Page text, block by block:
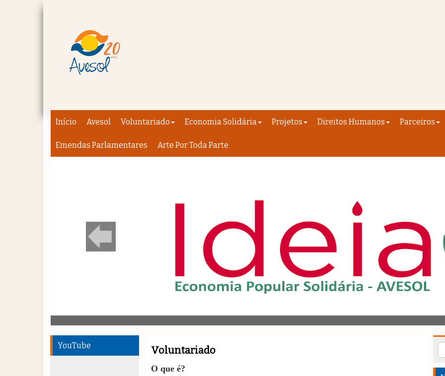
Início Avesol Voluntariado Economia Solidária Projetos Direitos Humanos Parceiros
Emendas Parlamentares Arte Por Toda Parte
Voluntariado
O que é?
YouTube